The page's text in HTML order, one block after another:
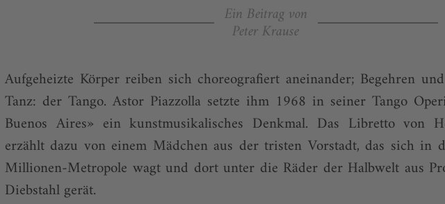
Ein Beitrag von
Peter Krause
Aufgeheizte Körper reiben sich choreografiert aneinander; Begehren
Tanz: der Tango. Astor Piazzolla setzte ihm 1968 in seiner Tango
Buenos Aires» ein kunstmusikalisches Denkmal. Das Libretto von
erzählt dazu von einem Mädchen aus der tristen Vorstadt, das sich in
Millionen-Metropole wagt und dort unter die Räder der Halbwelt aus
Diebstahl gerät.